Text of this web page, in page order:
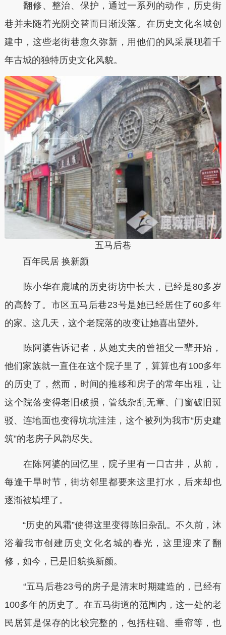
翻修、整治、保护，通过一系列的动作，历史街
巷并未随着光阴交替而日渐没落。在历史文化名城创
建中，这些老街巷愈久弥新，用他们的风采展现着千
年古城的独特历史文化风貌。
五马后巷
百年民居 换新颜
陈小华在鹿城的历史街坊中长大，已经是80多岁
的高龄了。市区五马后巷23号是她已经居住了60多年
的家。这几天，这个老院落的改变让她喜出望外。
陈阿婆告诉记者，从她丈夫的曾祖父一辈开始，
他们家族就一直住在这个院子里了，算算也有100多年
的历史了，然而，时间的推移和房子的常年出租，让
这个院落变得老旧破损，管线杂乱无章、门窗破旧斑
驳、连地面也变得坑坑洼洼，这个被列为我市“历史建
筑”的老房子风韵尽失。
在陈阿婆的回忆里，院子里有一口古井，从前，
每逢干旱时节，街坊邻里都要来这里打水，后来却也
逐渐被填埋了。
“历史的风霜”使得这里变得陈旧杂乱。不久前，沐
浴着我市创建历史文化名城的春光，这里迎来了翻
修，如今，已是旧貌换新颜。
“五马后巷23号的房子是清末时期建造的，已经有
100多年的历史了。在五马街道的范围内，这一处的老
民居算是保存的比较完整的，包括柱础、垂帘等，也